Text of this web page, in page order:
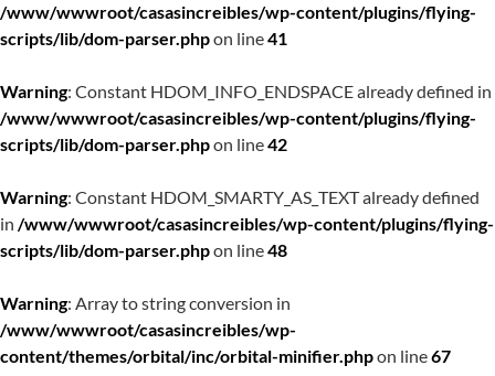
/www/wwwroot/casasincreibles/wp-content/plugins/flying-
scripts/lib/dom-parser.phpon line41
Warning: Constant HDOM_INFO_ENDSPACE already defined in
/www/wwwroot/casasincreibles/wp-content/plugins/flying-
scripts/lib/dom-parser.phpon line42
Warning: Constant HDOM_SMARTY_AS_TEXT already defined
in /www/wwwroot/casasincreibles/wp-content/plugins/flying-
scripts/lib/dom-parser.phpon line48
Warning: Array to string conversion in
/www/wwwroot/casasincreibles/wp-
content/themes/orbital/inc/orbital-minifier.phpon line67